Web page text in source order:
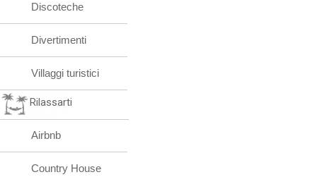
Discoteche
Divertimenti
Villaggi turistici
Rilassarti
Airbnb
Country House